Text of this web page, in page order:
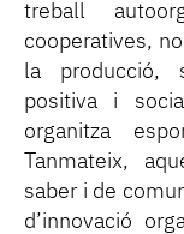
treball
cooperatives,
la producció,
positiva i
organitza
Tanmateix,
saber i de
d’innovació